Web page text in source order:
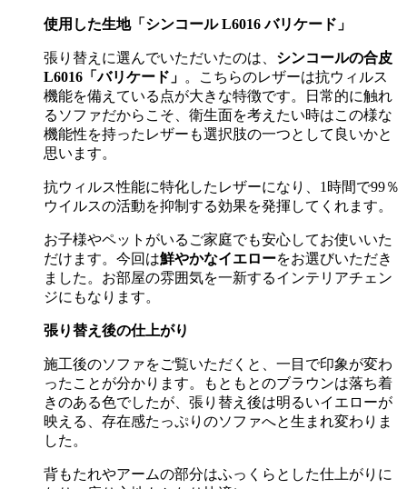
使用した生地「シンコールL6016バリケード」
張り替えに選んでいただいたのは、 シンコールの合皮
L6016 「バリケード」 。こちらのレザーは抗ウィルス
機能を備えている点が大きな特徴です。日常的に触れ
るソファだからこそ、衛生面を考えたい時はこの様な
機能性を持ったレザーも選択肢の一つとして良いかと
思います。
抗ウィルス性能に特化したレザーになり、1時間で99％
ウイルスの活動を抑制する効果を発揮してくれます。
お子様やペットがいるご家庭でも安心してお使いいた
だけます。今回は鮮やかなイエローをお選びいただき
ました。お部屋の雰囲気を一新するインテリアチェン
ジにもなります。
張り替え後の仕上がり
施工後のソファをご覧いただくと、一目で印象が変わ
ったことが分かります。もともとのブラウンは落ち着
きのある色でしたが、張り替え後は明るいイエローが
映える、存在感たっぷりのソファへと生まれ変わりま
した。
背もたれやアームの部分はふっくらとした仕上がりに